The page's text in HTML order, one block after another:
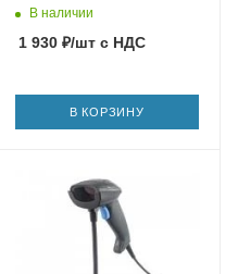
В наличии
1 930₽/штс НДС
В КОРЗИНУ